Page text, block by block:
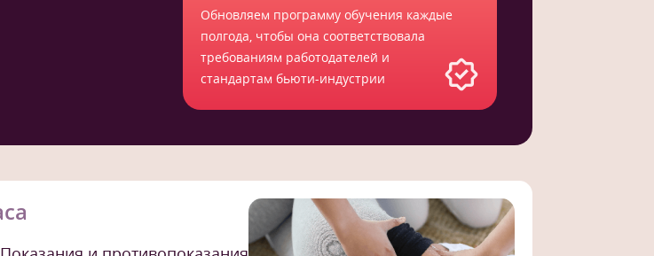
Обновляем программу обучения каждые
полгода, чтобы она соответствовала
требованиям работодателей и
стандартам бьюти-индустрии